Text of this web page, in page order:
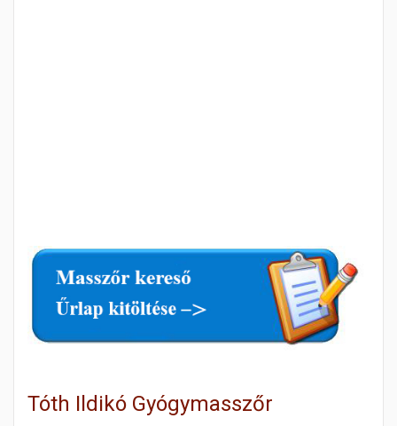
Tóth Ildikó Gyógymasszőr